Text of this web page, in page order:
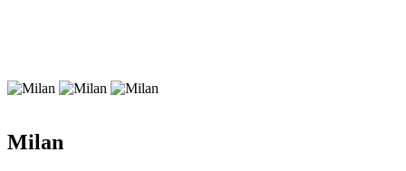
Milan